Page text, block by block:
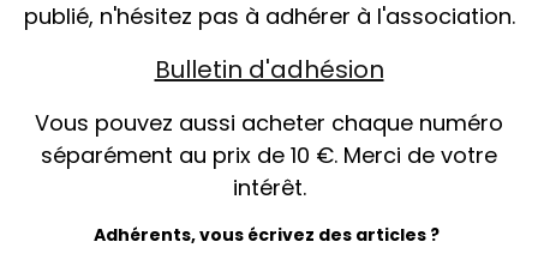
publié, n'hésitez pas à adhérer à l'association.
Bulletin d'adhésion
Vous pouvez aussi acheter chaque numéro
séparément au prix de 10 €. Merci de votre
intérêt.
Adhérents, vous écrivez des articles ?